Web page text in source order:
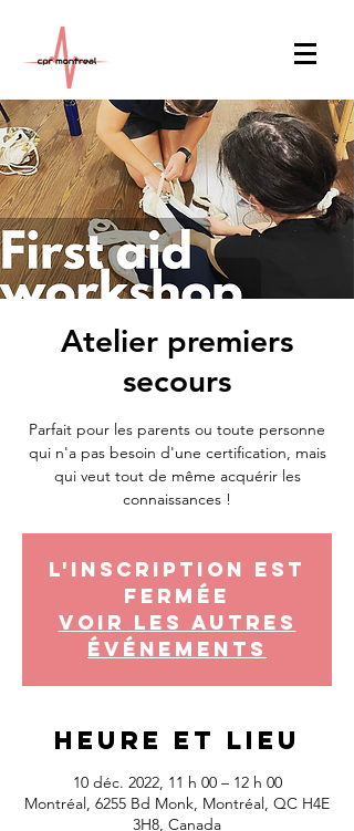
Atelier premiers
secours
Parfait pour les parents ou toute personne
qui n'a pas besoin d'une certification, mais
qui veut tout de même acquérir les
connaissances !
L'inscription est
fermée
Voir les autres
événements
Heure et lieu
10 déc. 2022, 11 h 00 – 12 h 00
Montréal, 6255 Bd Monk, Montréal, QC H4E
3H8, Canada